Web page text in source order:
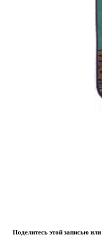
Поделитесь этой записью